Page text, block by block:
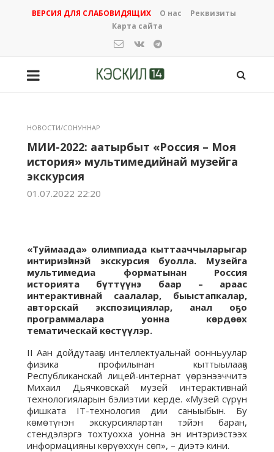
ВЕРСИЯ ДЛЯ СЛАБОВИДЯЩИХ О нас
Реквизиты
Карта сайта
НОВОСТИ/СОНУННАР
МИИ-2022: аатырбыт «Россия – Моя
история» мультимедийнай музейга
экскурсия
01.07.2022 22:20
«Туймаада» олимпиада кыттааччыларыгар
интириэһинэй экскурсия буолла. Музейга
мультимедиа форматынан Россия
историята бүттүүнэ баар – араас
интерактивнай саалалар, быыстапкалар,
авторскай экспозициялар, анал оҕо
программалара уонна көрдөөх
тематическай көстүүлэр.
II Аан дойдутааҕы интеллектуальнай оонньуулар
физика профилынан кыттыылааҕа
Республиканскай лицей-интернат үөрэнээччитэ
Михаил Дьячковскай музей интерактивнай
технологияларын бэлиэтии керде. «Музей сүрүн
фишката IT-технология дии саныыбын. Бу
көмөтүнэн экскурсиялартан тэйэн баран,
стендэлэргэ тохтуохха уонна эн интэриэстээх
информацияны көрүөххүн сөп», – диэтэ кини.